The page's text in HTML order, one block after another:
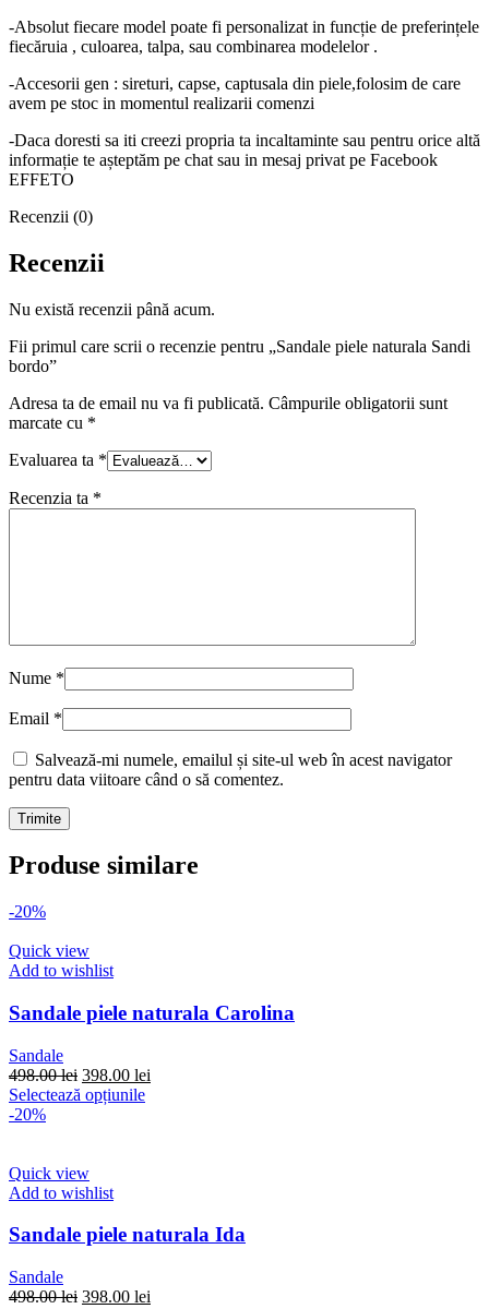
-Absolut fiecare model poate fi personalizat in funcție de preferințele
fiecăruia , culoarea, talpa, sau combinarea modelelor .
-Accesorii gen : sireturi, capse, captusala din piele,folosim de care
avem pe stoc in momentul realizarii comenzi
-Daca doresti sa iti creezi propria ta incaltaminte sau pentru orice altă
informație te așteptăm pe chat sau in mesaj privat pe Facebook
EFFETO
Recenzii (0)
Recenzii
Nu există recenzii până acum.
Fii primul care scrii o recenzie pentru „Sandale piele naturala Sandi
bordo”
Adresa ta de email nu va fi publicată. Câmpurile obligatorii sunt
marcate cu *
Evaluarea ta *
Recenzia ta *
Nume *
Email *
Salvează-mi numele, emailul și site-ul web în acest navigator
pentru data viitoare când o să comentez.
Produse similare
-20%
Quick view
Add to wishlist
Sandale piele naturala Carolina
Sandale
498.00lei Prețul
inițial
398.00 lei
Selectează opțiunileAcest
pot
în
-20%
Quick view
Add to wishlist
Sandale piele naturala Ida
Sandale
498.00lei Prețul
398.00 lei